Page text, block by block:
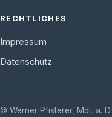
RECHTLICHES
Impressum
Datenschutz
© Werner Pfisterer, MdL a. D.